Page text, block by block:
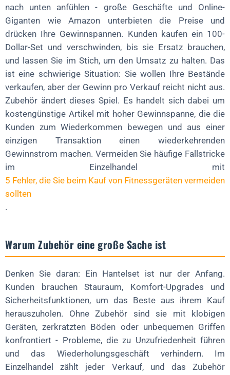
nach unten anfühlen - große Geschäfte und Online-
Giganten wie Amazon unterbieten die Preise und
drücken Ihre Gewinnspannen. Kunden kaufen ein 100-
Dollar-Set und verschwinden, bis sie Ersatz brauchen,
und lassen Sie im Stich, um den Umsatz zu halten. Das
ist eine schwierige Situation: Sie wollen Ihre Bestände
verkaufen, aber der Gewinn pro Verkauf reicht nicht aus.
Zubehör ändert dieses Spiel. Es handelt sich dabei um
kostengünstige Artikel mit hoher Gewinnspanne, die die
Kunden zum Wiederkommen bewegen und aus einer
einzigen Transaktion einen wiederkehrenden
Gewinnstrom machen. Vermeiden Sie häufige Fallstricke
im Einzelhandel mit
5 Fehler, die Sie beim Kauf von Fitnessgeräten vermeiden
sollten
.
Warum Zubehör eine große Sache ist
Denken Sie daran: Ein Hantelset ist nur der Anfang.
Kunden brauchen Stauraum, Komfort-Upgrades und
Sicherheitsfunktionen, um das Beste aus ihrem Kauf
herauszuholen. Ohne Zubehör sind sie mit klobigen
Geräten, zerkratzten Böden oder unbequemen Griffen
konfrontiert - Probleme, die zu Unzufriedenheit führen
und das Wiederholungsgeschäft verhindern. Im
Einzelhandel zählt jeder Verkauf, und das Zubehör